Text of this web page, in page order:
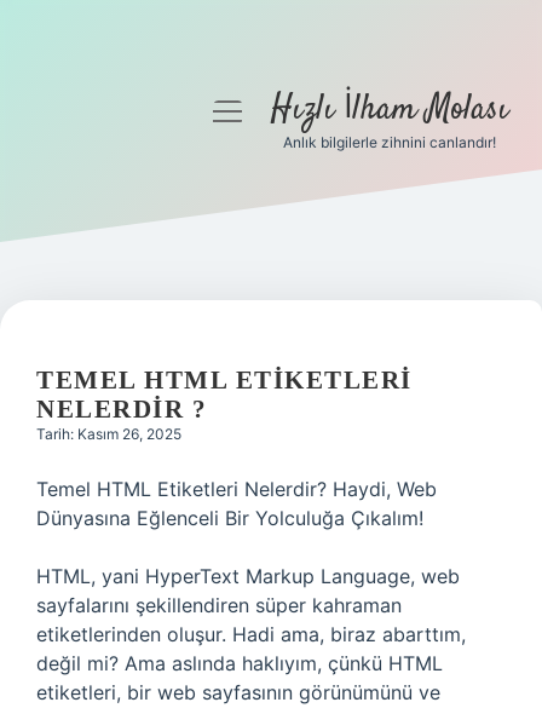
Gizlilik Politikası
Yasal Uyarı
menüyüHızlı İlham Molası
Anlık bilgilerle zihnini canlandır!
TEMEL HTML ETIKETLERI
NELERDIR ?
Tarih: Kasım 26, 2025
Temel HTML Etiketleri Nelerdir? Haydi, Web
Dünyasına Eğlenceli Bir Yolculuğa Çıkalım!
HTML, yani HyperText Markup Language, web
sayfalarını şekillendiren süper kahraman
etiketlerinden oluşur. Hadi ama, biraz abarttım,
değil mi? Ama aslında haklıyım, çünkü HTML
etiketleri, bir web sayfasının görünümünü ve